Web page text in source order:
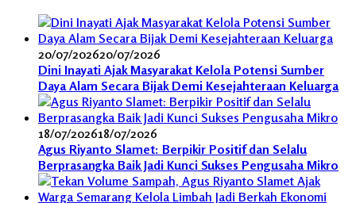
20/07/202620/07/2026
Dini Inayati Ajak Masyarakat Kelola Potensi Sumber
Daya Alam Secara Bijak Demi Kesejahteraan Keluarga
18/07/202618/07/2026
Agus Riyanto Slamet: Berpikir Positif dan Selalu
Berprasangka Baik Jadi Kunci Sukses Pengusaha Mikro